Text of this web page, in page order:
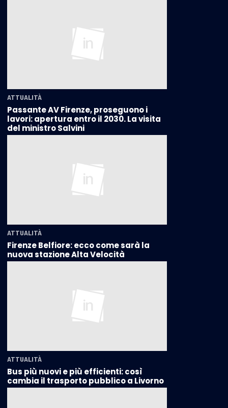
ATTUALITÀ
Passante AV Firenze, proseguono i
lavori: apertura entro il 2030. La visita
del ministro Salvini
ATTUALITÀ
Firenze Belfiore: ecco come sarà la
nuova stazione Alta Velocità
ATTUALITÀ
Bus più nuovi e più efficienti: così
cambia il trasporto pubblico a Livorno